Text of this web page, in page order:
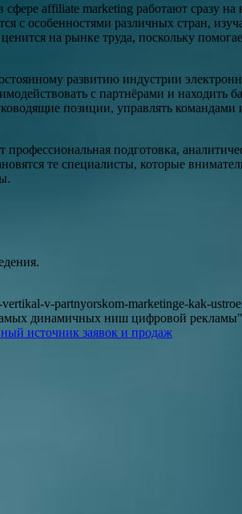
affiliate marketing работают сразу
с особенностями различных стран,
на рынке труда, поскольку
развитию индустрии
с партнёрами и находить
позиции, управлять
подготовка,
те специалисты, которые
v-partnyorskom-marketinge-kak-
динамичных ниш цифровой
источник заявок и продаж